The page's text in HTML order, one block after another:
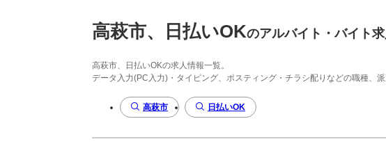
高萩市、日払いOKのアルバイト・バイト
高萩市、日払いOKの求人情報一覧。
データ入力(PC入力)・タイピング、ポスティング・チラシ配りなどの職種、
高萩市 日払いOK